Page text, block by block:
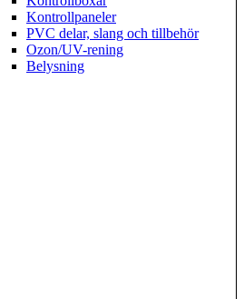
Kontrollpaneler
PVC delar, slang och tillbehör
Ozon/UV-rening
Belysning